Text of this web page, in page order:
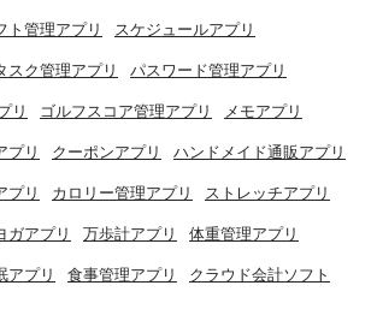
ト管理アプリ スケジュールアプリ
スク管理アプリ パスワード管理アプリ
リ ゴルフスコア管理アプリ メモアプリ
プリ クーポンアプリ ハンドメイド通販アプリ
プリ カロリー管理アプリ ストレッチアプリ
ガアプリ 万歩計アプリ 体重管理アプリ
アプリ 食事管理アプリ クラウド会計ソフト